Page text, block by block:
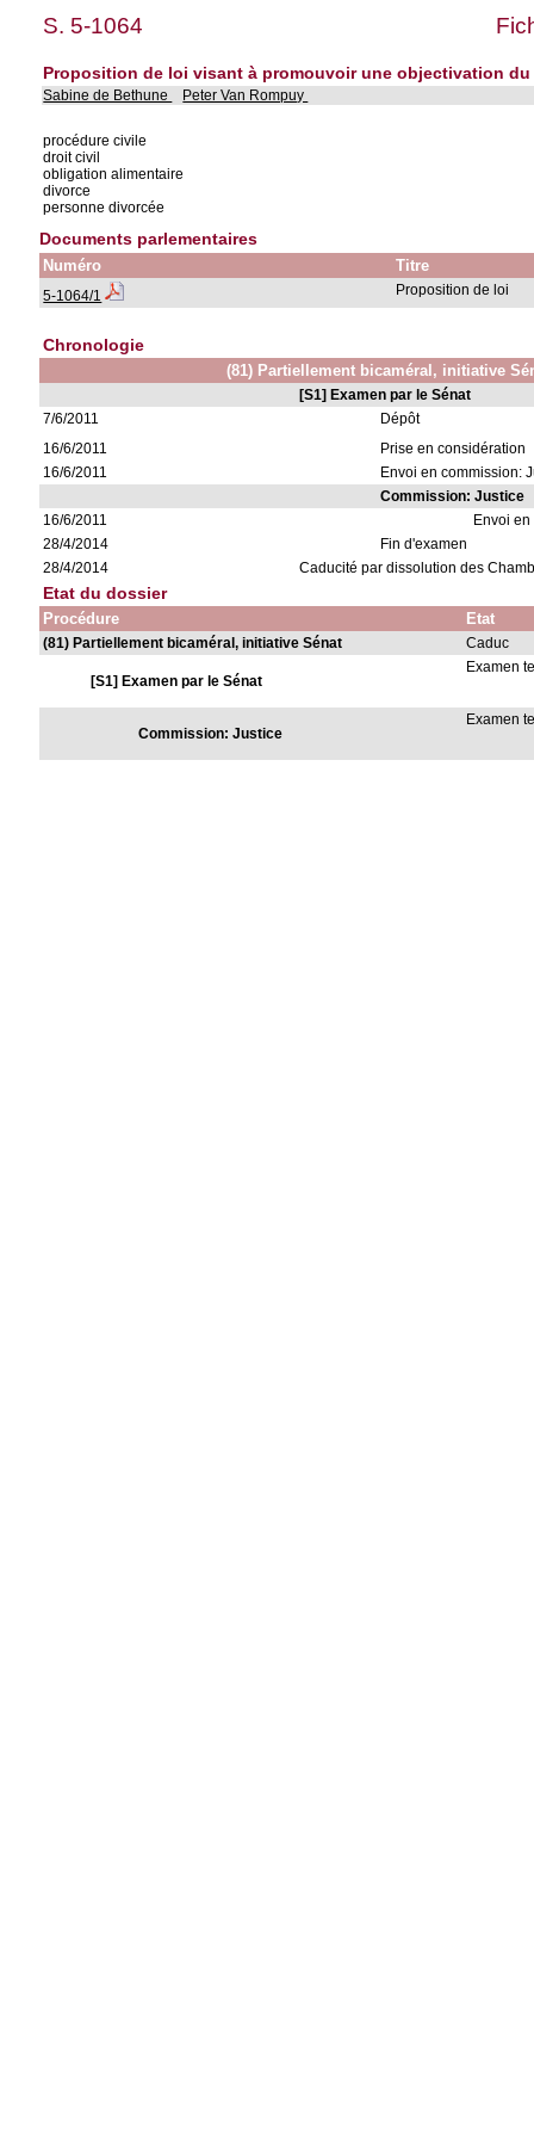
S. 5-1064
Proposition de loi visant à promouvoir une objectivation
Sabine de Bethune Peter Van Rompuy
procédure civile
droit civil
obligation alimentaire
divorce
personne divorcée
Documents parlementaires
Numéro Titre
5-1064/1 Proposition de loi
Chronologie
(81) Partiellement bicaméral, initiative
[S1] Examen par le Sénat
7/6/2011
Dépôt
16/6/2011
Prise en considération
16/6/2011
Envoi en commission:
Commission: Justice
16/6/2011
Envoi
28/4/2014
Fin d'examen
28/4/2014
Caducité par dissolution des
Etat du dossier
Procédure Etat
(81) Partiellement bicaméral, initiative Sénat Caduc
[S1] Examen par le Sénat
Examen
Commission: Justice
Examen